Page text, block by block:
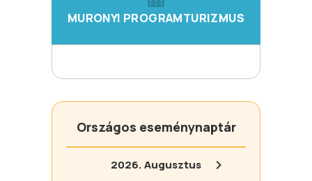
MURONYI PROGRAMTURIZMUS
Országos eseménynaptár
2026.Augusztus